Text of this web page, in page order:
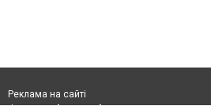
Реклама на сайті